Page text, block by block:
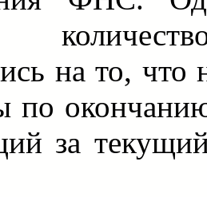
на то, что
по
за